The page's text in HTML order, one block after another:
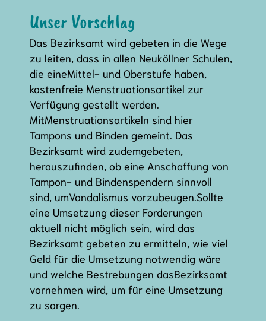
Unser Vorschlag
Das Bezirksamt wird gebeten in die Wege
zu leiten, dass in allen Neuköllner Schulen,
die eineMittel- und Oberstufe haben,
kostenfreie Menstruationsartikel zur
Verfügung gestellt werden.
MitMenstruationsartikeln sind hier
Tampons und Binden gemeint. Das
Bezirksamt wird zudemgebeten,
herauszufinden, ob eine Anschaffung von
Tampon- und Bindenspendern sinnvoll
sind, umVandalismus vorzubeugen.Sollte
eine Umsetzung dieser Forderungen
aktuell nicht möglich sein, wird das
Bezirksamt gebeten zu ermitteln, wie viel
Geld für die Umsetzung notwendig wäre
und welche Bestrebungen dasBezirksamt
vornehmen wird, um für eine Umsetzung
zu sorgen.